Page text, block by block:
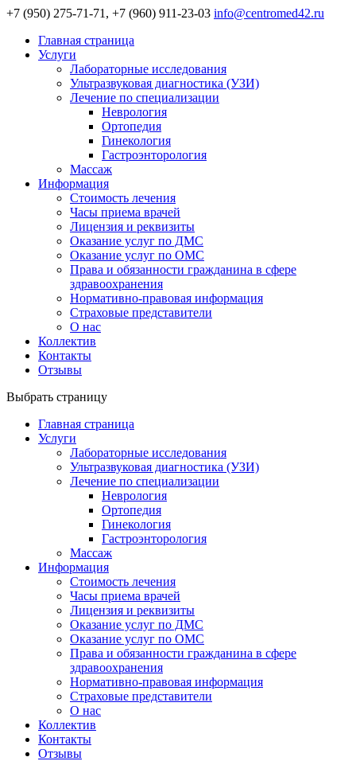
+7 (950) 275-71-71, +7 (960) 911-23-03 info@centromed42.ru
Главная страница
Услуги
Лабораторные исследования
Ультразвуковая диагностика (УЗИ)
Лечение по специализации
Неврология
Ортопедия
Гинекология
Гастроэнторология
Массаж
Информация
Стоимость лечения
Часы приема врачей
Лицензия и реквизиты
Оказание услуг по ДМС
Оказание услуг по ОМС
Права и обязанности гражданина в сфере
здравоохранения
Нормативно-правовая информация
Страховые представители
О нас
Коллектив
Контакты
Отзывы
Выбрать страницу
Главная страница
Услуги
Лабораторные исследования
Ультразвуковая диагностика (УЗИ)
Лечение по специализации
Неврология
Ортопедия
Гинекология
Гастроэнторология
Массаж
Информация
Стоимость лечения
Часы приема врачей
Лицензия и реквизиты
Оказание услуг по ДМС
Оказание услуг по ОМС
Права и обязанности гражданина в сфере
здравоохранения
Нормативно-правовая информация
Страховые представители
О нас
Коллектив
Контакты
Отзывы